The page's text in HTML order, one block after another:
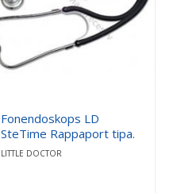
Fonendoskops LD
SteTime Rappaport tipa.
LITTLE DOCTOR